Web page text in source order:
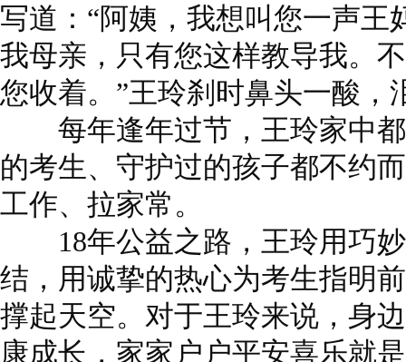
写道：“阿姨，我想叫您一声王
我母亲，只有您这样教导我。
您收着。”王玲刹时鼻头一酸，
每年逢年过节，王玲家中都
的考生、守护过的孩子都不约
工作、拉家常。
18年公益之路，王玲用巧妙
结，用诚挚的热心为考生指明
撑起天空。对于王玲来说，身
康成长，家家户户平安喜乐就